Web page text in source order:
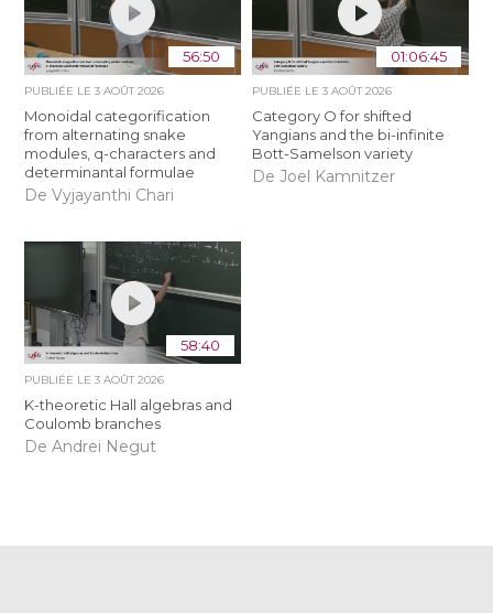
56:50
PUBLIÉE LE3 AOÛT 2026
Monoidal categorification
from alternating snake
modules, q-characters and
determinantal formulae
De Vyjayanthi Chari
01:06:45
PUBLIÉE LE 3 AOÛT 2026
Category O for shifted
Yangians and the bi-infinite
Bott-Samelson variety
De Joel Kamnitzer
58:40
PUBLIÉE LE3 AOÛT 2026
K-theoretic Hall algebras and
Coulomb branches
De Andrei Negut